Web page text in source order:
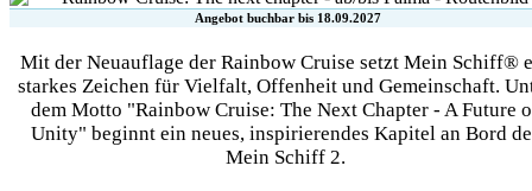
Angebot buchbar bis 18.09.2027
Mit der Neuauflage der Rainbow Cruise setzt Mein Schiff®
starkes Zeichen für Vielfalt, Offenheit und Gemeinschaft.
dem Motto "Rainbow Cruise: The Next Chapter - A Future
Unity" beginnt ein neues, inspirierendes Kapitel an Bord
Mein Schiff 2.